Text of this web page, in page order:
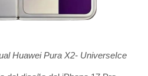
Huawei Pura X2- UniverseIce